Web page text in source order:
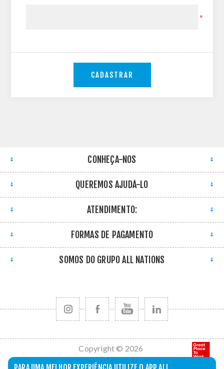
*
CADASTRAR
CONHEÇA-NOS
QUEREMOS AJUDÁ-LO
ATENDIMENTO:
FORMAS DE PAGAMENTO
SOMOS DO GRUPO ALL NATIONS
Copyright © 2026
All Nations. Todos